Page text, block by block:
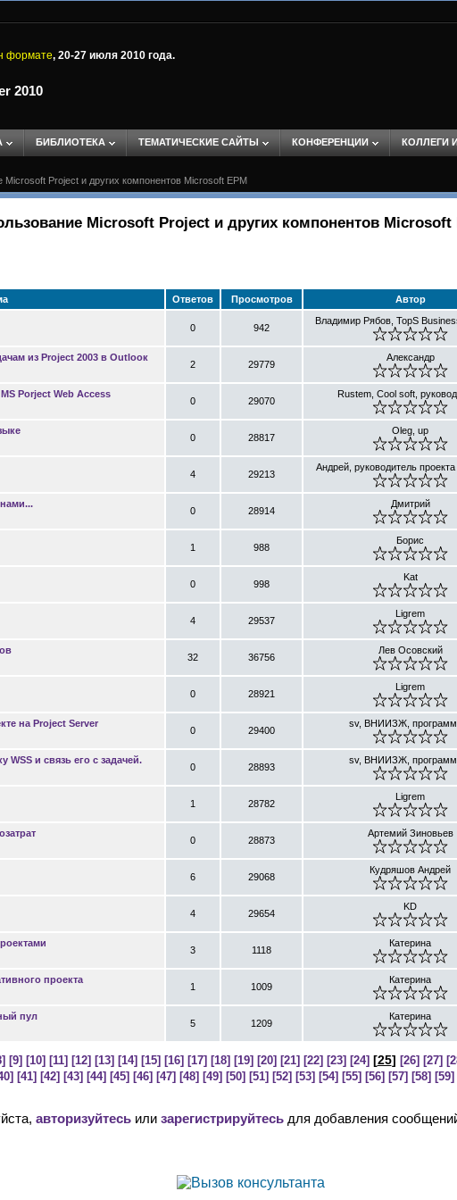
формате, 20-27 июля 2010 года.
2010
БИБЛИОТЕКА ТЕМАТИЧЕСКИЕ САЙТЫ КОНФЕРЕНЦИИ КОЛЛЕГИ
Microsoft Project и других компонентов Microsoft EPM
Microsoft Project и других компонентов Microsoft
Ответов Просмотров Автор
0 942
Владимир Рябов, TopS
из Project 2003 в Outlooк
2 29779
Александр
Porject Web Access
0 29070
Rustem, Cool soft,
0 28817
Oleg, up
4 29213
Андрей, руководитель
0 28914
Дмитрий
1 988
Борис
0 998
Kat
4 29537
Ligrem
32 36756
Лев Осовский
0 28921
Ligrem
на Project Server
0 29400
sv, ВНИИЗЖ,
WSS и связь его с задачей.
0 28893
sv, ВНИИЗЖ,
1 28782
Ligrem
0 28873
Артемий Зиновьев
6 29068
Кудряшов Андрей
4 29654
KD
3 1118
Катерина
проекта
1 1009
Катерина
пул
5 1209
Катерина
[9] [10] [11] [12] [13] [14] [15] [16] [17] [18] [19] [20] [21] [22] [23] [24] [25] [26] [27]
[41] [42] [43] [44] [45] [46] [47] [48] [49] [50] [51] [52] [53] [54] [55] [56] [57] [58] [59]
авторизуйтесьили зарегистрируйтесьдля добавления